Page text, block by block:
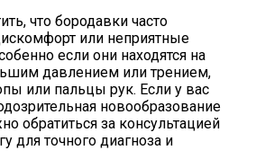
что бородавки часто
или неприятные
если они находятся на
давлением или трением,
или пальцы рук. Если у вас
новообразование
обратиться за консультацией
для точного диагноза и